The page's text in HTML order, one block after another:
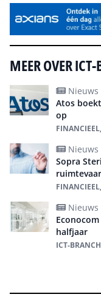
MEER OVER
Nieuws
Atos
op
Nieuws
Sopra
Nieuws
halfjaar
ICT-